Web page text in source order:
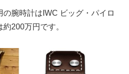
腕時計はIWC ビッグ・パイロ
200万円です。